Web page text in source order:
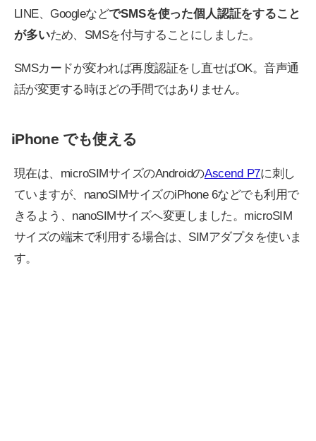
LINE、GoogleなどでSMSを使った個人認証をすること
が多いため、SMSを付与することにしました。
SMSカードが変われば再度認証をし直せばOK。音声通
話が変更する時ほどの手間ではありません。
iPhone でも使える
現在は、microSIMサイズのAndroidのAscend P7に刺し
ていますが、nanoSIMサイズのiPhone 6などでも利用で
きるよう、nanoSIMサイズへ変更しました。microSIM
サイズの端末で利用する場合は、SIMアダプタを使いま
す。